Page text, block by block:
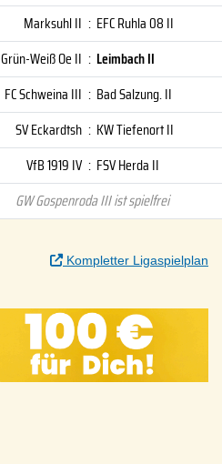
Marksuhl II : EFC Ruhla 08 II
Grün-Weiß Oe II : Leimbach II
FC Schweina III : Bad Salzung. II
SV Eckardtsh : KW Tiefenort II
VfB 1919 IV : FSV Herda II
GW Gospenroda III ist spielfrei
Kompletter Ligaspielplan